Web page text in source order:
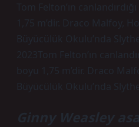
Tom Felton’ın
1,75 m’dir. Draco Malfoy,
Büyücülük Okulu’nda
2023Tom Felton’ın
boyu 1,75 m’dir. Draco
Büyücülük Okulu’nda
Ginny Weasley